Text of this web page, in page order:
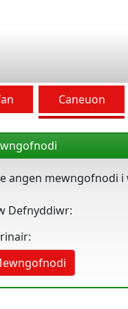
Caneuon
angen mewngofnodi i
Defnyddiwr: